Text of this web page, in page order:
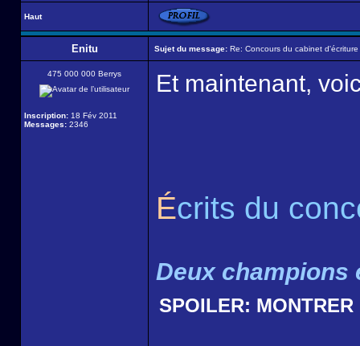
Haut
Enitu Sujet du message: Re: Concours du cabinet
475 000 000 Berrys
Inscription: 18 Fév 2011
Messages: 2346
Et maintenant,
Écrits du
Deux champions
SPOILER: MONTRER